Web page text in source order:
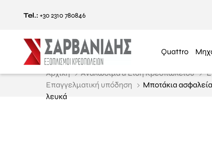
Tel.: +30 2310 780846
Quattro
Αρχική Αναλώσιμα & Είδη Κρεοπωλείου
Επαγγελματική υπόδηση
Μποτάκια
λευκά